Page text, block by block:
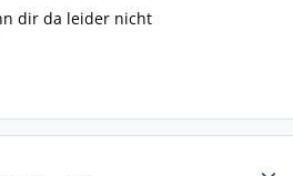
dir da leider nicht